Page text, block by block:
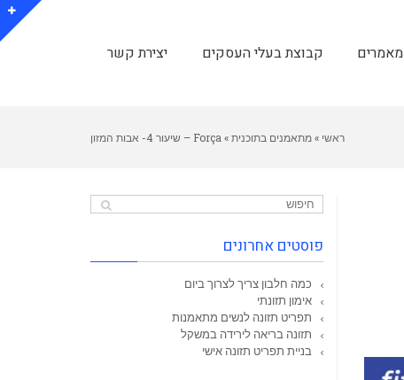
מאמרים קבוצת בעלי העסקים יצירת קשר
ראשי »מתאמנים בתוכנית» Força – שיעור 4- אבות המזון
פוסטים אחרונים
כמה חלבון צריך לצרוך ביום
אימון תזונתי
תפריט תזונה לנשים מתאמנות
תזונה בריאה לירידה במשקל
בניית תפריט תזונה אישי